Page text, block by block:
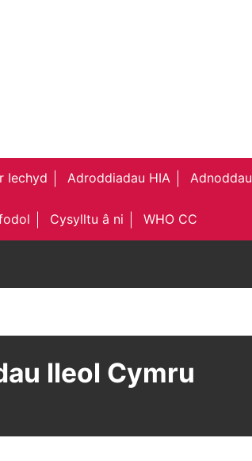
Iechyd Adroddiadau HIA Adnoddau
Cysylltu â ni WHO CC
lleol Cymru